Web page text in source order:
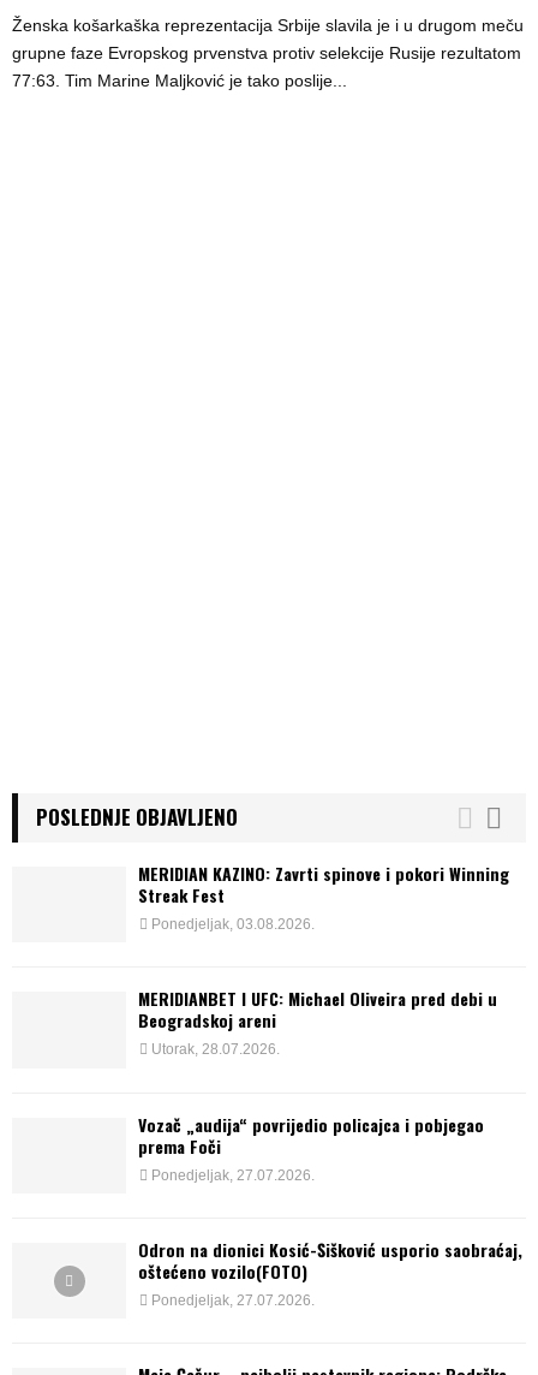
Ženska košarkaška reprezentacija Srbije slavila je i u drugom meču
grupne faze Evropskog prvenstva protiv selekcije Rusije rezultatom
77:63. Tim Marine Maljković je tako poslije...
POSLEDNJE OBJAVLJENO
MERIDIAN KAZINO: Zavrti spinove i pokori Winning
Streak Fest
Ponedjeljak, 03.08.2026.
MERIDIANBET I UFC: Michael Oliveira pred debi u
Beogradskoj areni
Utorak, 28.07.2026.
Vozač „audija“ povrijedio policajca i pobjegao
prema Foči
Ponedjeljak, 27.07.2026.
Odron na dionici Kosić-Šišković usporio saobraćaj,
oštećeno vozilo(FOTO)
Ponedjeljak, 27.07.2026.